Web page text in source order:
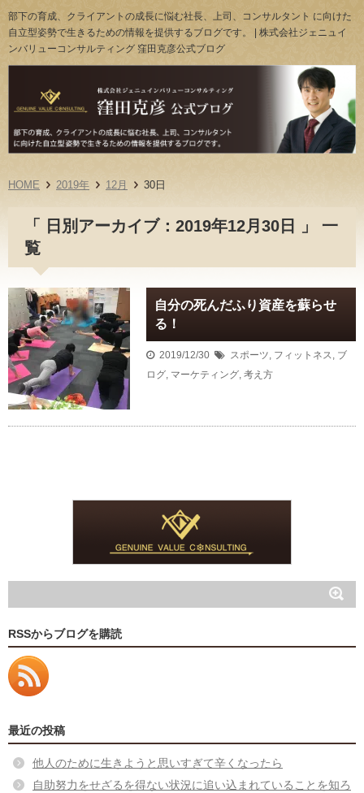
部下の育成、クライアントの成長に悩む社長、上司、コンサルタント に向けた
自立型姿勢で生きるための情報を提供するブログです。 | 株式会社ジェニュイ
ンバリューコンサルティング 窪田克彦公式ブログ
HOME 2019年 12月 30日
「 日別アーカイブ：2019年12月30日 」 一
覧
自分の死んだふり資産を蘇らせ
る！
2019/12/30 スポーツ, フィットネス, ブ
ログ, マーケティング, 考え方
RSSからブログを購読
最近の投稿
他人のために生きようと思いすぎて辛くなったら
自助努力をせざるを得ない状況に追い込まれていることを知ろ